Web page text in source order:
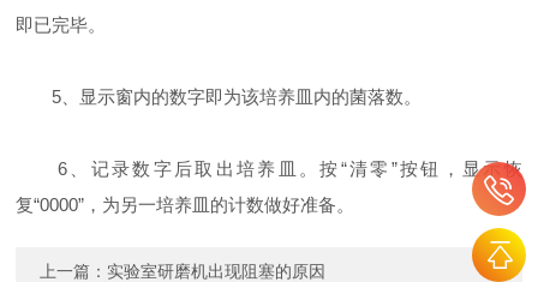
即已完毕。
5、显示窗内的数字即为该培养皿内的菌落数。
6、记录数字后取出培养皿。按“清零”按钮，显示恢
复“0000”，为另一培养皿的计数做好准备。
上一篇： 实验室研磨机出现阻塞的原因